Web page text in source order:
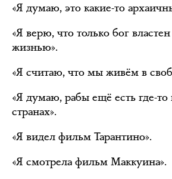
«Я думаю, это какие-то
«Я верю, что только бог
жизнью».
«Я считаю, что мы живём в
«Я думаю, рабы ещё есть где-то
странах».
«Я видел фильм Тарантино».
«Я смотрела фильм Маккуина».